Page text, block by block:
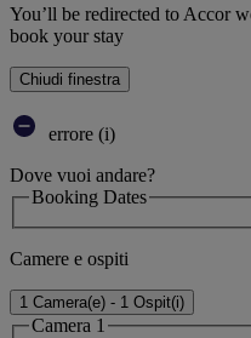
You’ll be redirected to Accor
book your stay
Chiudi finestra
errore (i)
Dove vuoi andare?
Booking Dates
Camere e ospiti
1 Camera(e) - 1 Ospit(i)
Camera 1